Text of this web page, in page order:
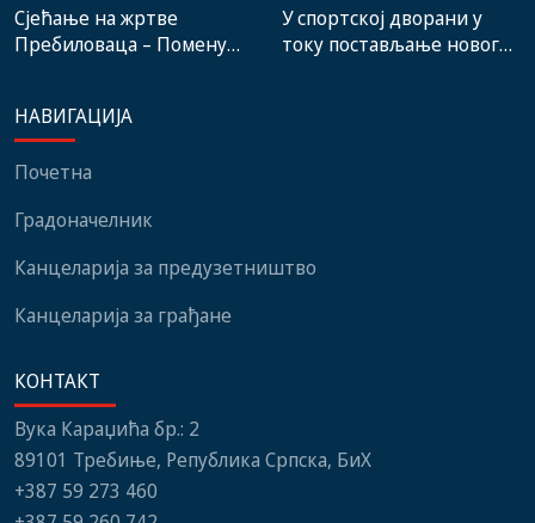
Сјећање на жртве
Пребиловаца – Помену
институција, локалних
заједница и грађани
У спортској дворани у
току постављање новог
НАВИГАЦИЈА
Почетна
Градоначелник
Канцеларија за предузетништво
Канцеларија за грађане
КОНТАКТ
Вука Караџића бр.: 2
89101 Требиње, Република Српска, БиХ
+387 59 273 460